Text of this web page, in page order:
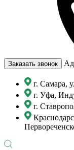
Заказать звонок
г. Самара,
г. Уфа,
г.